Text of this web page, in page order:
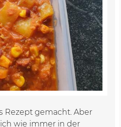
Rezept gemacht. Aber
wie immer in der